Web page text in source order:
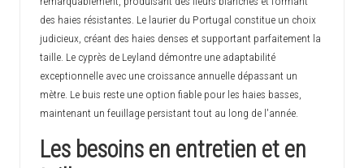
des haies résistantes. Le laurier du Portugal constitue un choix
judicieux, créant des haies denses et supportant parfaitement la
taille. Le cyprès de Leyland démontre une adaptabilité
exceptionnelle avec une croissance annuelle dépassant un
mètre. Le buis reste une option fiable pour les haies basses,
maintenant un feuillage persistant tout au long de l'année.
Les besoins en entretien et en